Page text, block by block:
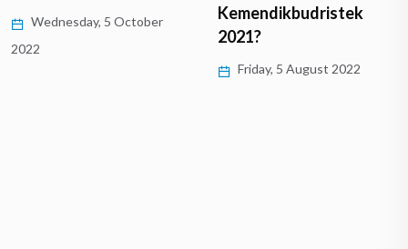
Wednesday, 5 October
2022
Kemendikbudristek
2021?
Friday, 5 August 2022